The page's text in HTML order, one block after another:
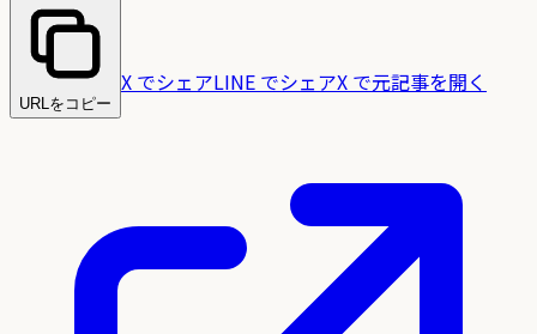
URLをコピー
X でシェアLINE でシェアX で元記事を開く